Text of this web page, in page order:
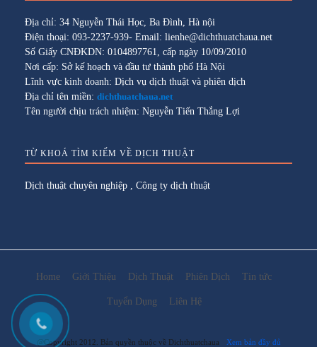
Địa chỉ: 34 Nguyễn Thái Học, Ba Đình, Hà nội
Điện thoại: 093-2237-939- Email: lienhe@dichthuatchaua.net
Số Giấy CNĐKDN: 0104897761, cấp ngày 10/09/2010
Nơi cấp: Sở kế hoạch và đầu tư thành phố Hà Nội
Lĩnh vực kinh doanh: Dịch vụ dịch thuật và phiên dịch
Địa chỉ tên miền: dichthuatchaua.net
Tên người chịu trách nhiệm: Nguyễn Tiến Thắng Lợi
TỪ KHOÁ TÌM KIẾM VỀ DỊCH THUẬT
Dịch thuật chuyên nghiệp , Công ty dịch thuật
Home Giới Thiệu Dịch Thuật Phiên Dịch Tin tức
Tuyển Dụng Liên Hệ
@Copyright 2012. Bản quyền thuộc về Dichthuatchaua Xem bản đầy đủ